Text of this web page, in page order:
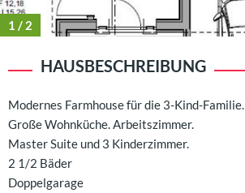
1 / 2
HAUSBESCHREIBUNG
Modernes Farmhouse für die 3-Kind-Familie.
Große Wohnküche. Arbeitszimmer.
Master Suite und 3 Kinderzimmer.
2 1/2 Bäder
Doppelgarage